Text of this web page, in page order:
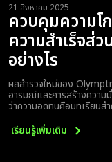
21 สิงหาคม 2025
ควบคุมความโ
ความสำเร็จส่
อย่างไร
ผลสำรวจใหม่ของ
อารมณ์และการสร้างความ
ว่าความอดทนคือบทเรียนส
เรียนรู้เพิ่มเติม